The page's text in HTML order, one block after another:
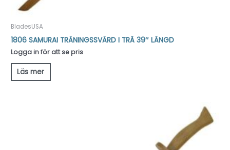
BladesUSA
1806 SAMURAI TRÄNINGSSVÄRD I TRÄ 39″ LÄNGD
Logga in för att se pris
Läs mer